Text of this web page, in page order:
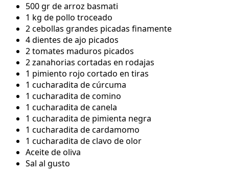
500 gr de arroz basmati
1 kg de pollo troceado
2 cebollas grandes picadas finamente
4 dientes de ajo picados
2 tomates maduros picados
2 zanahorias cortadas en rodajas
1 pimiento rojo cortado en tiras
1 cucharadita de cúrcuma
1 cucharadita de comino
1 cucharadita de canela
1 cucharadita de pimienta negra
1 cucharadita de cardamomo
1 cucharadita de clavo de olor
Aceite de oliva
Sal al gusto